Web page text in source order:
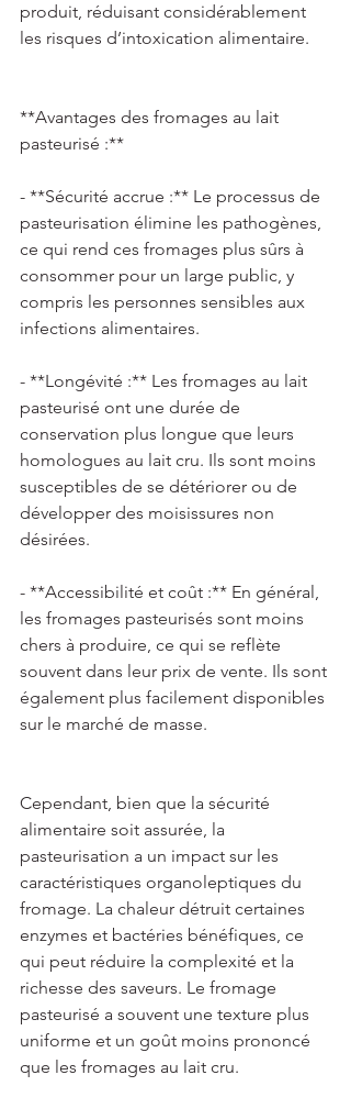
produit, réduisant considérablement
les risques d’intoxication alimentaire.
**Avantages des fromages au lait
pasteurisé :**
- **Sécurité accrue :** Le processus de
pasteurisation élimine les pathogènes,
ce qui rend ces fromages plus sûrs à
consommer pour un large public, y
compris les personnes sensibles aux
infections alimentaires.
- **Longévité :** Les fromages au lait
pasteurisé ont une durée de
conservation plus longue que leurs
homologues au lait cru. Ils sont moins
susceptibles de se détériorer ou de
développer des moisissures non
désirées.
- **Accessibilité et coût :** En général,
les fromages pasteurisés sont moins
chers à produire, ce qui se reflète
souvent dans leur prix de vente. Ils sont
également plus facilement disponibles
sur le marché de masse.
Cependant, bien que la sécurité
alimentaire soit assurée, la
pasteurisation a un impact sur les
caractéristiques organoleptiques du
fromage. La chaleur détruit certaines
enzymes et bactéries bénéfiques, ce
qui peut réduire la complexité et la
richesse des saveurs. Le fromage
pasteurisé a souvent une texture plus
uniforme et un goût moins prononcé
que les fromages au lait cru.